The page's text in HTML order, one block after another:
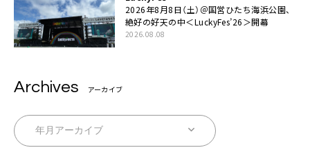
2026年8月8日（土）＠国営ひたち海浜公園、
絶好の好天の中＜LuckyFes’26＞開幕
2026.08.08
Archives アーカイブ